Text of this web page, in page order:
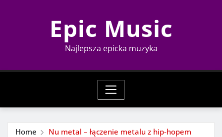
Epic Music
Najlepsza epicka muzyka
Home Nu metal – łączenie metalu z hip-hopem